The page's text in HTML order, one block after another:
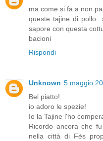
ma come si fa a non
queste tajine di
sapore con questa
bacioni
Rispondi
Unknown 5 maggio
Bel piatto!
io adoro le spezie!
Io la Tajine l'ho
Ricordo ancora che
nella città di Fès